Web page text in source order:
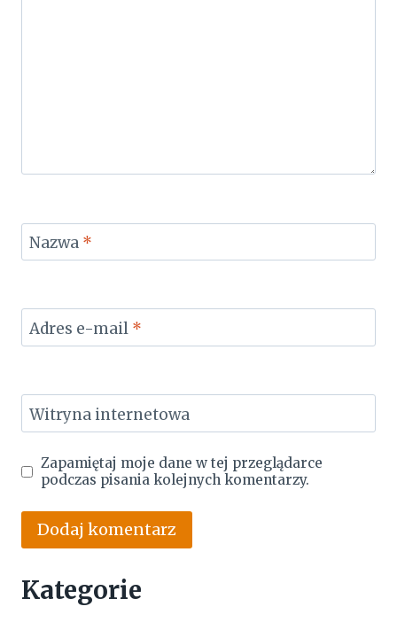
Nazwa *
Adres e-mail *
Witryna internetowa
Zapamiętaj moje dane w tej przeglądarce
podczas pisania kolejnych komentarzy.
Kategorie